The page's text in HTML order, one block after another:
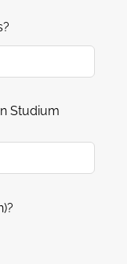
Studium